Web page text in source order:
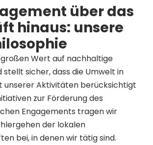
über das
hinaus: unsere
Wert auf nachhaltige
stellt sicher, dass die Umwelt in
unserer Aktivitäten berücksichtigt
zur Förderung des
Engagements tragen wir
der lokalen
bei, in denen wir tätig sind.